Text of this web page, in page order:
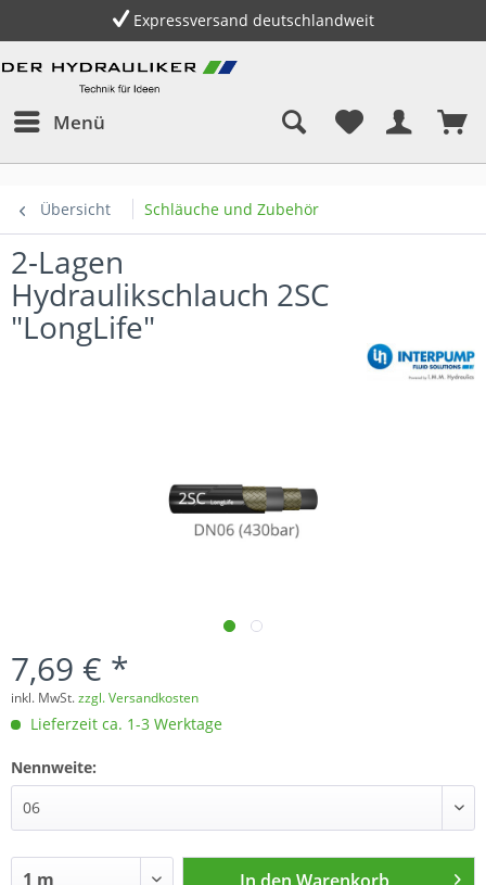
Expressversand deutschlandweit
Menü
Übersicht Schläuche und Zubehör
2-Lagen
Hydraulikschlauch 2SC
"LongLife"
7,69 € *
inkl. MwSt.zzgl. Versandkosten
Lieferzeit ca. 1-3 Werktage
Nennweite: